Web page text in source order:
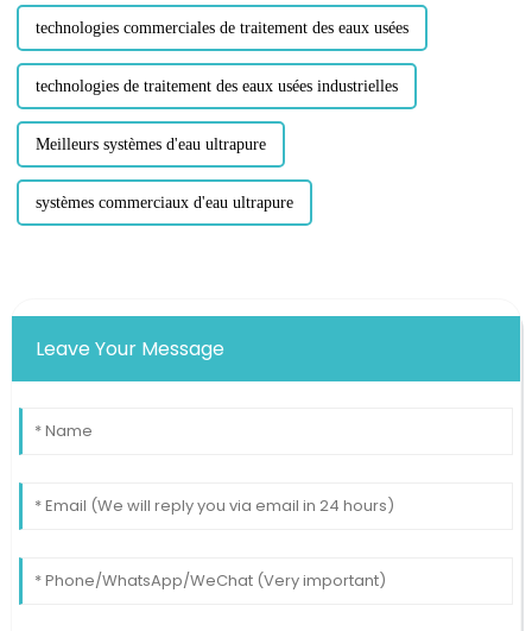
technologies commerciales de traitement des eaux usées
technologies de traitement des eaux usées industrielles
Meilleurs systèmes d'eau ultrapure
systèmes commerciaux d'eau ultrapure
Leave Your Message